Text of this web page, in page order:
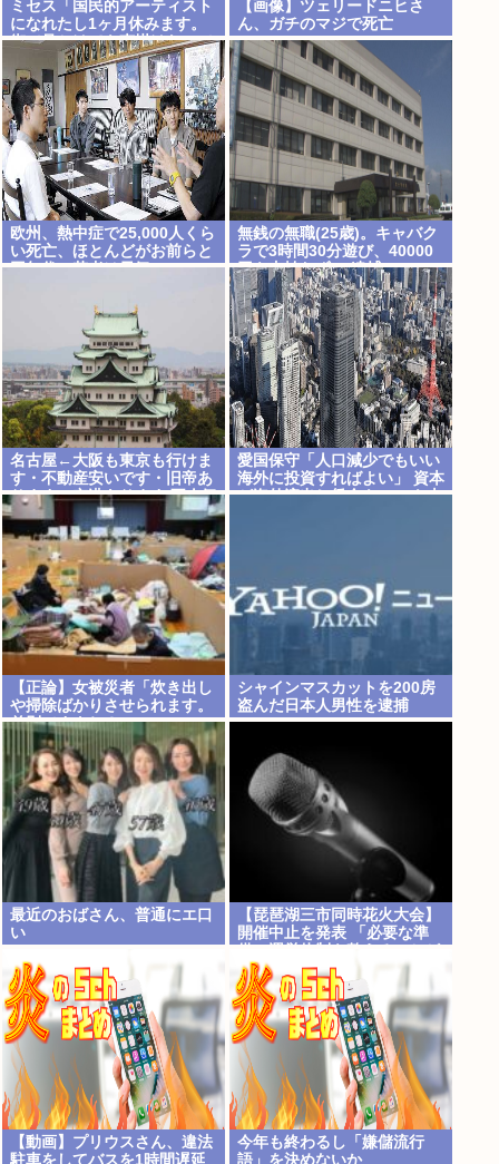
ミセス「国民的アーティスト
になれたし1ヶ月休みます。
街で見かけても声掛けないで
【画像】ツェリードニヒさ
ん、ガチのマジで死亡
欧州、熱中症で25,000人くら
い死亡、ほとんどがお前らと
同年代、若者は元気
無銭の無職(25歳)。キャバク
ラで3時間30分遊び、40000
円を支払わず。 逮捕
名古屋←大阪も東京も行けま
す・不動産安いです・旧帝あ
ります・空港あります 不人気
な理由
愛国保守「人口減少でもいい
海外に投資すればよい」 資本
が海外流出し賃金もGDPも上
【正論】女被災者「炊き出し
や掃除ばかりさせられます。
差別ですよね？」
シャインマスカットを200房
盗んだ日本人男性を逮捕
最近のおばさん、普通にエ口
い
【琵琶湖三市同時花火大会】
開催中止を発表 「必要な準
困難」 22日の開催予定…3市
は関与否定
【動画】プリウスさん、違法
駐車をしてバスを1時間遅延
今年も終わるし「嫌儲流行
語」を決めないか